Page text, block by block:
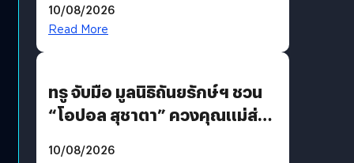
รักแน่นฮอลล์
10/08/2026
Read More
ทรู จับมือ มูลนิธิถันยรักษ์ฯ ชวน
“โอปอล สุชาตา” ควงคุณแม่ส่ง
10/08/2026